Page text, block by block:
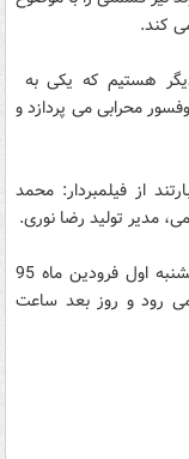
کند.
هستیم که یکی به
محرابی می پردازد و
از فیلمبردار: محمد
مدیر تولید رضا نوری.
مجموعه «دسترنج» یکشنبه تا پنجشنبه ها از یکشنبه اول فرودین ماه 95
می رود و روز بعد ساعت